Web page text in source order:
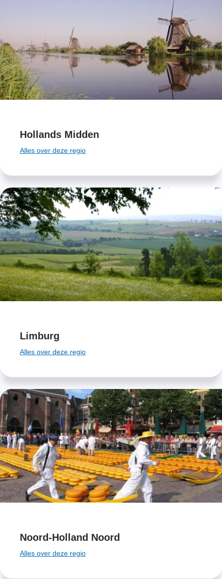
Hollands Midden
Alles over deze regio
Limburg
Alles over deze regio
Noord-Holland Noord
Alles over deze regio